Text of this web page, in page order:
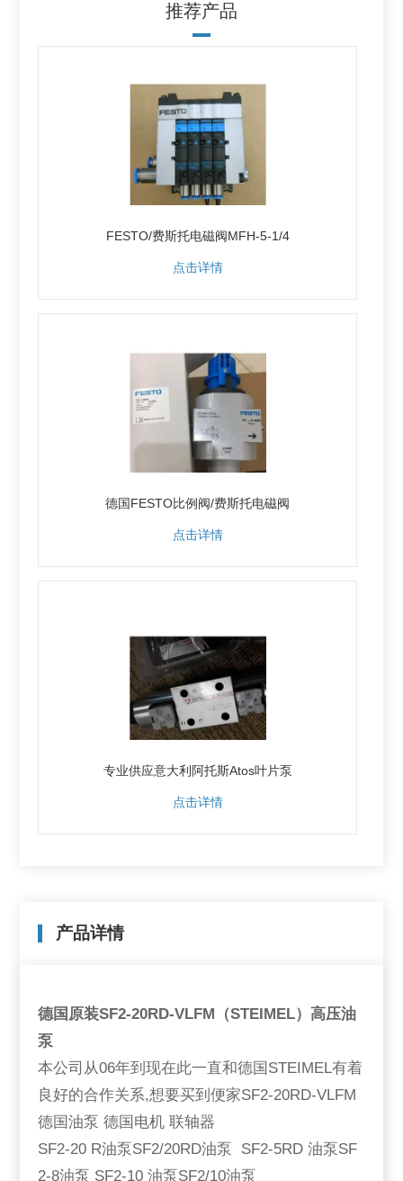
推荐产品
FESTO/费斯托电磁阀MFH-5-1/4
点击详情
德国FESTO比例阀/费斯托电磁阀
点击详情
专业供应意大利阿托斯Atos叶片泵
点击详情
产品详情
德国原装SF2-20RD-VLFM（STEIMEL）高压油
泵
本公司从06年到现在此一直和德国STEIMEL有着
良好的合作关系,想要买到便家SF2-20RD-VLFM
德国油泵 德国电机 联轴器
SF2-20 R油泵SF2/20RD油泵 SF2-5RD 油泵SF
2-8油泵 SF2-10 油泵SF2/10油泵